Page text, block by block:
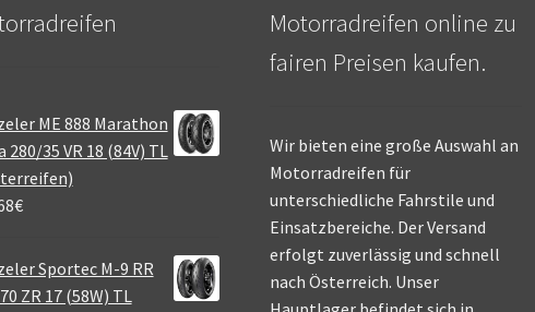
ME 888 Marathon
280/35 VR 18 (84V) TL
€
Sportec M-9 RR
ZR 17 (58W) TL
Motorradreifen online zu
fairen Preisen kaufen.
Wir bieten eine große Auswahl an
Motorradreifen für
unterschiedliche Fahrstile und
Einsatzbereiche. Der Versand
erfolgt zuverlässig und schnell
nach Österreich. Unser